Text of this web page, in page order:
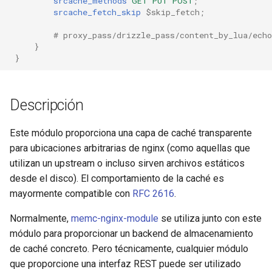
lmdb
lock
logger-socket
lrucache
mail
maxminddb
srcache_fetch_skip $skip_fetch ;
# proxy_pass/drizzle_pass/content_by_lua/
}
}
Descripción
Este módulo proporciona una capa de caché transparente
para ubicaciones arbitrarias de nginx (como aquellas que
utilizan un upstream o incluso sirven archivos estáticos
desde el disco). El comportamiento de la caché es
mayormente compatible con RFC 2616.
Normalmente, memc-nginx-module se utiliza junto con este
módulo para proporcionar un backend de almacenamiento
de caché concreto. Pero técnicamente, cualquier módulo
que proporcione una interfaz REST puede ser utilizado